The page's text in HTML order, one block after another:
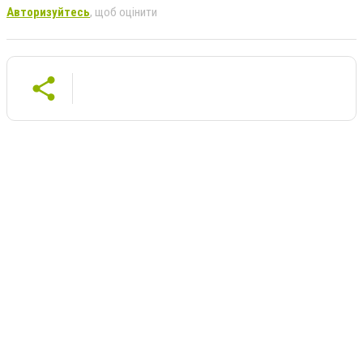
Авторизуйтесь, щоб оцінити